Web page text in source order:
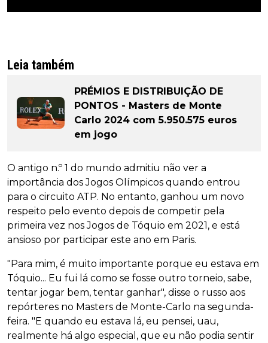
Leia também
PRÉMIOS E DISTRIBUIÇÃO DE
PONTOS - Masters de Monte
Carlo 2024 com 5.950.575 euros
em jogo
O antigo n.º 1 do mundo admitiu não ver a
importância dos Jogos Olímpicos quando entrou
para o circuito ATP. No entanto, ganhou um novo
respeito pelo evento depois de competir pela
primeira vez nos Jogos de Tóquio em 2021, e está
ansioso por participar este ano em Paris.
"Para mim, é muito importante porque eu estava em
Tóquio... Eu fui lá como se fosse outro torneio, sabe,
tentar jogar bem, tentar ganhar", disse o russo aos
repórteres no Masters de Monte-Carlo na segunda-
feira. "E quando eu estava lá, eu pensei, uau,
realmente há algo especial, que eu não podia sentir